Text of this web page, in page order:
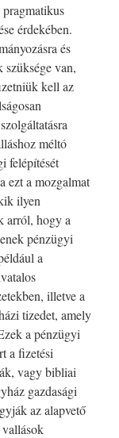
pragmatikus
érdekében.
és
szüksége van,
kell az
méltó
felépítését
ezt a mozgalmat
ilyen
arról, hogy a
pénzügyi
a
illetve a
tizedet, amely
a pénzügyi
a fizetési
vagy bibliai
gazdasági
az alapvető